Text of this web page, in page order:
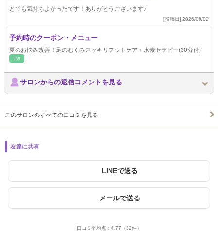
とても気持ちよかったです！ありがとうございます♪
[投稿日] 2026/08/02
予約時のクーポン・メニュー
夏のお悩み改善！足のむくみスッキリフットケア＋水素セラピー(30分付)
ﾘﾗｸ
サロンからの返信コメントを見る
このサロンのすべての口コミを見る
友達に共有
LINEで送る
メールで送る
口コミ平均点： 4.77 （32件）